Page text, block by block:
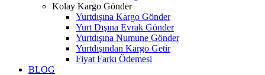
Kolay Kargo Gönder
Yurtdışına Kargo Gönder
Yurt Dışına Evrak Gönder
Yurtdışına Numune Gönder
Yurtdışından Kargo Getir
Fiyat Farkı Ödemesi
BLOG